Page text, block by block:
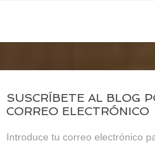
SUSCRÍBETE AL BLOG
CORREO ELECTRÓNICO
Introduce tu correo electrónico